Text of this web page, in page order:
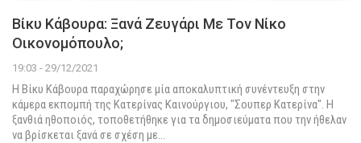
Βίκυ Κάβουρα: Ξανά Ζευγάρι Με Τον Νίκο
Οικονομόπουλο;
19:03 - 29/12/2021
Η Βίκυ Κάβουρα παραχώρησε μία αποκαλυπτική συνέντευξη στην
κάμερα εκπομπή της Κατερίνας Καινούργιου, "Σουπερ Κατερίνα". Η
ξανθιά ηθοποιός, τοποθετήθηκε για τα δημοσιεύματα που την ήθελαν
να βρίσκεται ξανά σε σχέση με…